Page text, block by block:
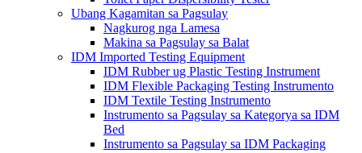
Ubang Kagamitan sa Pagsulay
Nagkurog nga Lamesa
Makina sa Pagsulay sa Balat
IDM Imported Testing Equipment
IDM Rubber ug Plastic Testing Instrument
IDM Flexible Packaging Testing Instrumento
IDM Textile Testing Instrumento
Instrumento sa Pagsulay sa Kategorya sa IDM
Bed
Instrumento sa Pagsulay sa IDM Packaging